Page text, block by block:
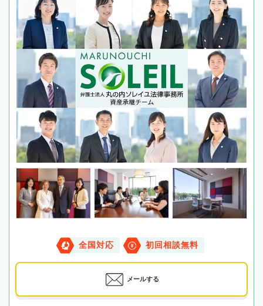
全国対応 初回相談無料
メールする